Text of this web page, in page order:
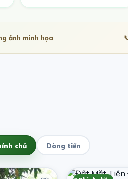
ảnh minh họa
chủ Dòng tiền